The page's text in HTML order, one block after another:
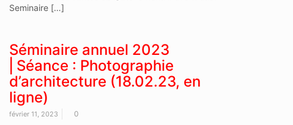
Seminaire […]
Séminaire annuel 2023
⎜Séance : Photographie
d’architecture (18.02.23, en
ligne)
février 11, 2023 0